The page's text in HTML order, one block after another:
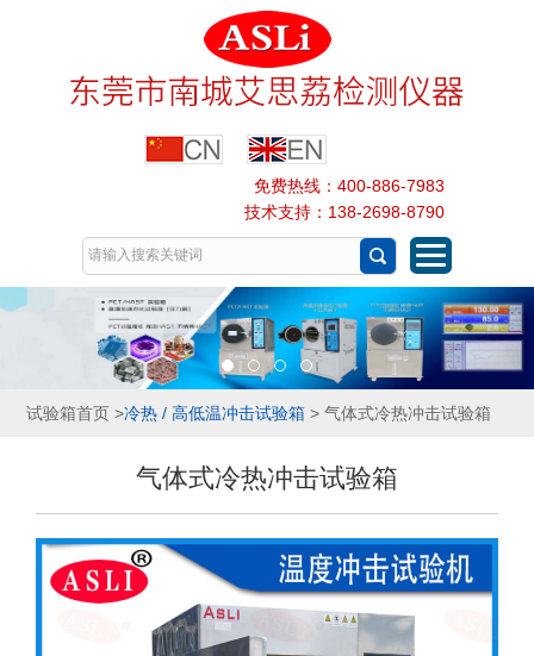
免费热线：400-886-7983
技术支持：138-2698-8790
试验箱首页>冷热 / 高低温冲击试验箱> 气体式冷热冲击试验箱
气体式冷热冲击试验箱